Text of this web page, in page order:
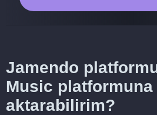
Jamendo
Music platformuna
aktarabilirim?